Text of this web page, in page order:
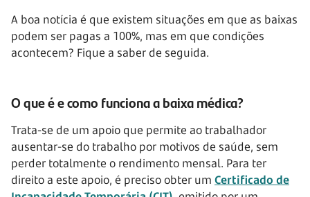
A boa notícia é que existem situações em que as baixas
podem ser pagas a 100%, mas em que condições
acontecem? Fique a saber de seguida.
O que é e como funciona a baixa médica?
Trata-se de um apoio que permite ao trabalhador
ausentar-se do trabalho por motivos de saúde, sem
perder totalmente o rendimento mensal. Para ter
direito a este apoio, é preciso obter um Certificado de